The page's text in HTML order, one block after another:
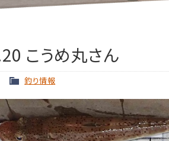
こうめ丸さん
釣り情報